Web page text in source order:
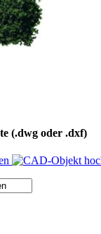
(.dwg oder .dxf)